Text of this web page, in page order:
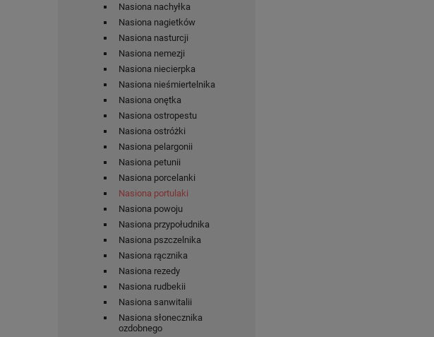
Nasiona nachyłka
Nasiona nagietków
Nasiona nasturcji
Nasiona nemezji
Nasiona niecierpka
Nasiona nieśmiertelnika
Nasiona onętka
Nasiona ostropestu
Nasiona ostróżki
Nasiona pelargonii
Nasiona petunii
Nasiona porcelanki
Nasiona portulaki
Nasiona powoju
Nasiona przypołudnika
Nasiona pszczelnika
Nasiona rącznika
Nasiona rezedy
Nasiona rudbekii
Nasiona sanwitalii
Nasiona słonecznika
ozdobnego